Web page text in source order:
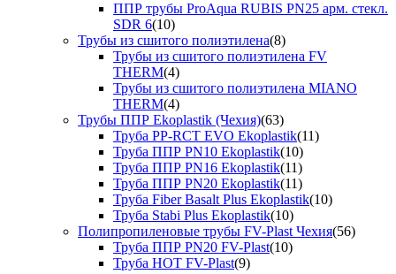
ППР трубы ProAqua RUBIS PN25 арм. стекл.
SDR 6(10)
Трубы из сшитого полиэтилена(8)
Трубы из сшитого полиэтилена FV
THERM(4)
Трубы из сшитого полиэтилена MIANO
THERM(4)
Трубы ППР Ekoplastik (Чехия)(63)
Труба PP-RCT EVO Ekoplastik(11)
Труба ППР PN10 Ekoplastik(10)
Труба ППР PN16 Ekoplastik(11)
Труба ППР PN20 Ekoplastik(11)
Труба Fiber Basalt Plus Ekoplastik(10)
Труба Stabi Plus Ekoplastik(10)
Полипропиленовые трубы FV-Plast Чехия(56)
Труба ППР PN20 FV-Plast(10)
Труба HOT FV-Plast(9)